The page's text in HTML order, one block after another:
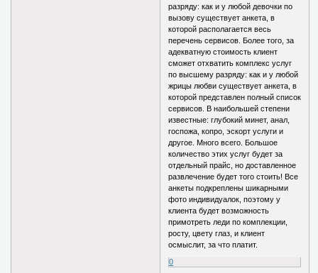
разряду: как и у любой девочки по
вызову существует анкета, в
которой располагается весь
перечень сервисов. Более того, за
адекватную стоимость клиент
сможет отхватить комплекс услуг
по высшему разряду: как и у любой
жрицы любви существует анкета, в
которой представлен полный список
сервисов. В наибольшей степени
известные: глубокий минет, анал,
госпожа, копро, эскорт услуги и
другое. Много всего. Большое
количество этих услуг будет за
отдельный прайс, но доставленное
развлечение будет того стоить! Все
анкеты подкреплены шикарными
фото индивидуалок, поэтому у
клиента будет возможность
примотреть леди по комплекции,
росту, цвету глаз, и клиент
осмыслит, за что платит.
0